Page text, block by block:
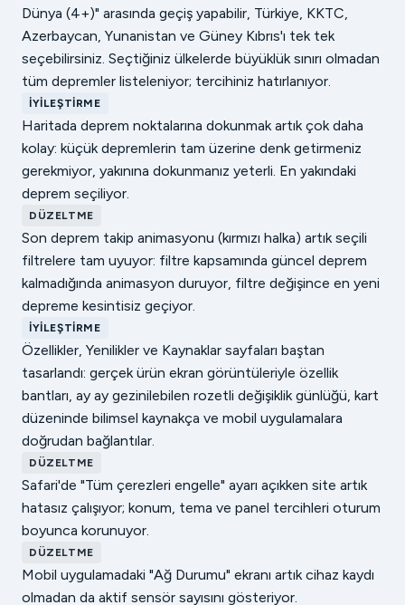
Dünya (4+)" arasında geçiş yapabilir, Türkiye, KKTC,
Azerbaycan, Yunanistan ve Güney Kıbrıs'ı tek tek
seçebilirsiniz. Seçtiğiniz ülkelerde büyüklük sınırı olmadan
tüm depremler listeleniyor; tercihiniz hatırlanıyor.
İYILEŞTIRME
Haritada deprem noktalarına dokunmak artık çok daha
kolay: küçük depremlerin tam üzerine denk getirmeniz
gerekmiyor, yakınına dokunmanız yeterli. En yakındaki
deprem seçiliyor.
DÜZELTME
Son deprem takip animasyonu (kırmızı halka) artık seçili
filtrelere tam uyuyor: filtre kapsamında güncel deprem
kalmadığında animasyon duruyor, filtre değişince en yeni
depreme kesintisiz geçiyor.
İYILEŞTIRME
Özellikler, Yenilikler ve Kaynaklar sayfaları baştan
tasarlandı: gerçek ürün ekran görüntüleriyle özellik
bantları, ay ay gezinilebilen rozetli değişiklik günlüğü, kart
düzeninde bilimsel kaynakça ve mobil uygulamalara
doğrudan bağlantılar.
DÜZELTME
Safari'de "Tüm çerezleri engelle" ayarı açıkken site artık
hatasız çalışıyor; konum, tema ve panel tercihleri oturum
boyunca korunuyor.
DÜZELTME
Mobil uygulamadaki "Ağ Durumu" ekranı artık cihaz kaydı
olmadan da aktif sensör sayısını gösteriyor.